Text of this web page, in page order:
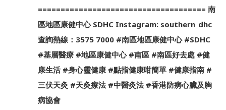
===================================== 南
區地區康健中心 SDHC Instagram: southern_dhc
查詢熱線：3575 7000 #南區地區康健中心 #SDHC
#基層醫療 #地區康健中心 #南區 #南區好去處 #健
康生活 #身心靈健康 #點指健康咁簡單 #健康指南 #
三伏天灸 #天灸療法 #中醫灸法 #香港防癆心臟及胸
病協會